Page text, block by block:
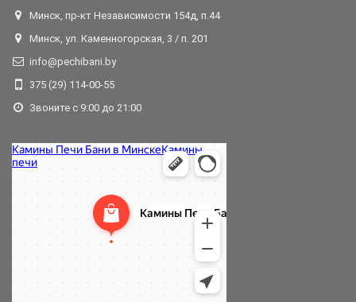
Минск, пр-кт Независимости 154д, п.44
Минск, ул. Каменногорская, 3 / п. 201
info@pechibani.by
375 (29) 114-00-55
Звоните с 9:00 до 21:00